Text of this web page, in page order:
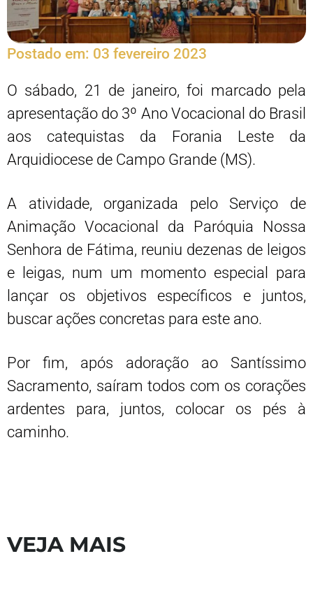
Postado em: 03 fevereiro 2023
O sábado, 21 de janeiro, foi marcado pela
apresentação do 3º Ano Vocacional do Brasil
aos catequistas da Forania Leste da
Arquidiocese de Campo Grande (MS).
A atividade, organizada pelo Serviço de
Animação Vocacional da Paróquia Nossa
Senhora de Fátima, reuniu dezenas de leigos
e leigas, num um momento especial para
lançar os objetivos específicos e juntos,
buscar ações concretas para este ano.
Por fim, após adoração ao Santíssimo
Sacramento, saíram todos com os corações
ardentes para, juntos, colocar os pés à
caminho.
VEJA MAIS